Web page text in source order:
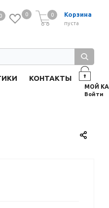
0 0 Корзина
0
пуста
0
КОНТАКТЫ
Войти